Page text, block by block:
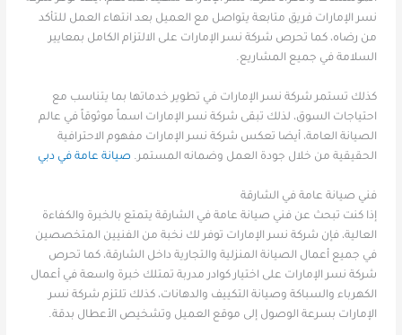
نسر الإمارات فريق متابعة يتواصل مع العميل بعد انتهاء العمل للتأكد
من رضاه، كما تحرص شركة نسر الإمارات على الالتزام الكامل بمعايير
السلامة في جميع المشاريع.
كذلك تستمر شركة نسر الإمارات في تطوير خدماتها بما يتناسب مع
احتياجات السوق، لذلك تبقى شركة نسر الإمارات اسماً موثوقاً في عالم
الصيانة العامة، أيضا تعكس شركة نسر الإمارات مفهوم الاحترافية
الحقيقية من خلال جودة العمل وضمانه المستمر. صيانة عامة في دبي
فني صيانة عامة في الشارقة
إذا كنت تبحث عن فني صيانة عامة في الشارقة يتمتع بالخبرة والكفاءة
العالية، فإن شركة نسر الإمارات توفر لك نخبة من الفنيين المتخصصين
في جميع أعمال الصيانة المنزلية والتجارية داخل الشارقة، كما تحرص
شركة نسر الإمارات على اختيار كوادر مدربة تمتلك خبرة واسعة في أعمال
الكهرباء والسباكة وصيانة التكييف والدهانات، كذلك تلتزم شركة نسر
الإمارات بسرعة الوصول إلى موقع العميل وتشخيص الأعطال بدقة.